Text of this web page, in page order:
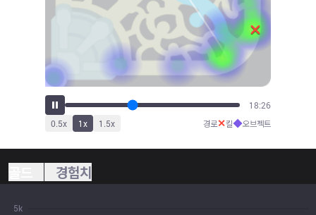
19:47
0.5x 1x 1.5x 경로✕킬◆오브젝트
경험치
5k